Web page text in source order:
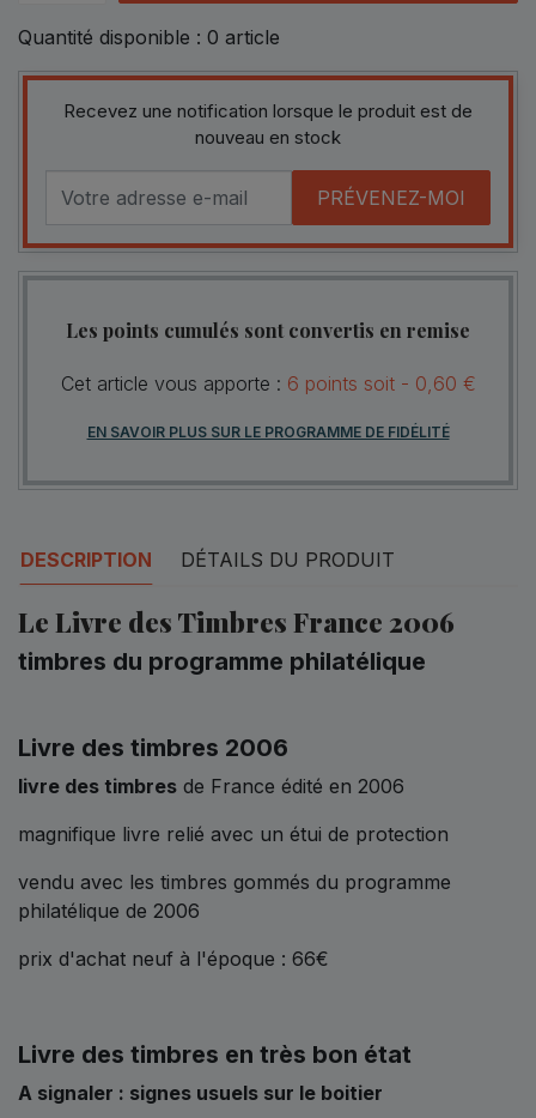
Quantité disponible : 0 article
Recevez une notification lorsque le produit est de
nouveau en stock
PRÉVENEZ-MOI
Les points cumulés sont convertis en remise
Cet article vous apporte : 6 points soit - 0,60 €
EN SAVOIR PLUS SUR LE PROGRAMME DE FIDÉLITÉ
DESCRIPTION DÉTAILS DU PRODUIT
Le Livre des Timbres France 2006
timbres du programme philatélique
Livre des timbres 2006
livre des timbres de France édité en 2006
magnifique livre relié avec un étui de protection
vendu avec les timbres gommés du programme
philatélique de 2006
prix d'achat neuf à l'époque : 66€
Livre des timbres en très bon état
A signaler : signes usuels sur le boitier